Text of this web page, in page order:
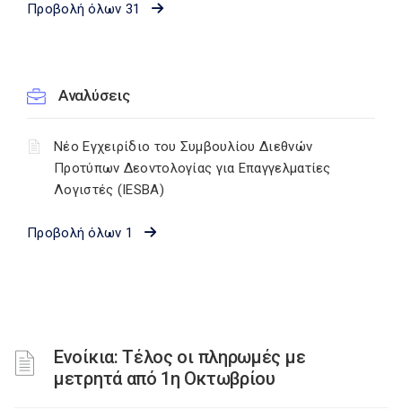
Προβολή όλων 31
Αναλύσεις
Νέο Εγχειρίδιο του Συμβουλίου Διεθνών
Προτύπων Δεοντολογίας για Επαγγελματίες
Λογιστές (IESBA)
Προβολή όλων 1
Ενοίκια: Τέλος οι πληρωμές με
μετρητά από 1η Οκτωβρίου